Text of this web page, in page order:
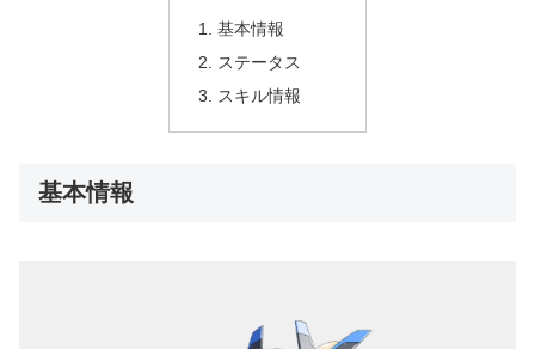
基本情報
ステータス
スキル情報
基本情報